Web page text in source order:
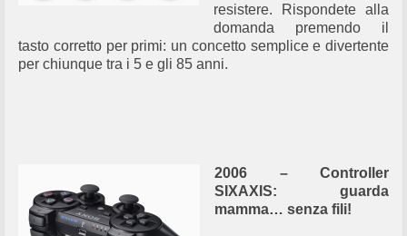
resistere. Rispondete alla
domanda premendo il
tasto corretto per primi: un concetto semplice e divertente
per chiunque tra i 5 e gli 85 anni.
2006 – Controller
SIXAXIS: guarda
mamma… senza fili!